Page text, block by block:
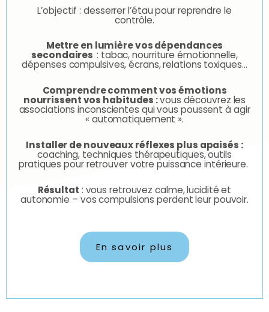
L’objectif : desserrer l’étau pour reprendre le
contrôle.
Mettre en lumière vos dépendances
secondaires : tabac, nourriture émotionnelle,
dépenses compulsives, écrans, relations toxiques…
Comprendre comment vos émotions
nourrissent vos habitudes :vous découvrez les
associations inconscientes qui vous poussent à agir
« automatiquement ».
Installer de nouveaux réflexes plus apaisés :
coaching, techniques thérapeutiques, outils
pratiques pour retrouver votre puissance intérieure.
Résultat : vous retrouvez calme, lucidité et
autonomie – vos compulsions perdent leur pouvoir.
En savoir plus